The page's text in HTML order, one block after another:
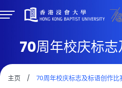
70周年校庆标
主页 / 70周年校庆标志及标语创作比